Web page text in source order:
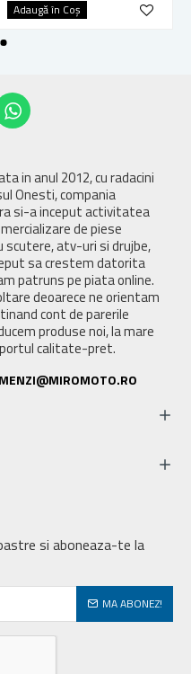
Adaugă în Coş
in anul 2012, cu radacini
Onesti, compania
si-a inceput activitatea
de piese
scutere, atv-uri si drujbe,
sa crestem datorita
patruns pe piata online.
deoarece ne orientam
cont de parerile
produse noi, la mare
calitate-pret.
si aboneaza-te la
MA ABONEZ!